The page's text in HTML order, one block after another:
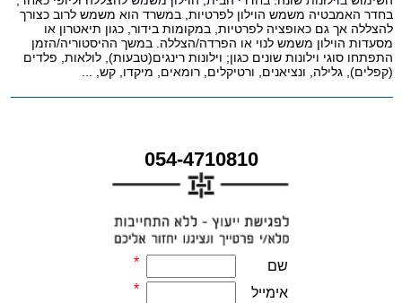
בחדר האמבטיה משמש הוילון לפרטיות, במשרד הוא משמש לרוב כצורך
להצללה אך גם כאופציה לפרטיות, במקומות בידור, כגון תיאטרון או
מסעדות הוילון משמש לנוי או הפרדה/הצללה. במשך ההיסטוריה/הזמן
התפתחו סוגי וילונות שונים כגון; וילונות רינגים(טבעות), לולאות, פלדים
(קפלים), גלילה, ונציאנים, ורטיקלים, רומאים, מיקדו, קש, ...
054-4710810
שם
*
אימייל
*